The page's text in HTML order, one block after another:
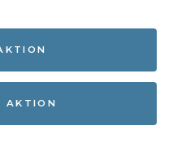
AKTION